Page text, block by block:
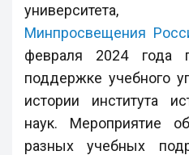
университета,
Минпросвещения
февраля 2024 года
поддержке учебного
истории института
наук. Мероприятие
разных учебных